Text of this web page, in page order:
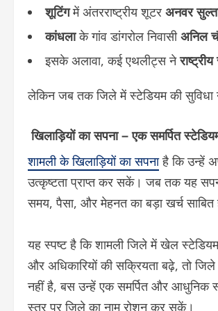
शूटिंगमें अंतरराष्ट्रीय शूटर अनवर
कांधलाके गांव डांगरोल निवासीअनिल
इसके अलावा, कई एथलीट्स ने
लेकिन जब तक जिले में स्टेडियम की सुविधा
खिलाड़ियों का सपना – एक समर्पित
शामली के खिलाड़ियों का सपनाहै कि उन्हें
उत्कृष्टता प्राप्त कर सकें। जब तक यह
समय, पैसा, और मेहनत का बड़ा खर्च साबित
यह स्पष्ट है कि शामली जिले में खेल
और अधिकारियों की सक्रियता बढ़े, तो
नहीं है, बस उन्हें एक समर्पित और आधुनिक
स्तर पर जिले का नाम रोशन कर सकें।